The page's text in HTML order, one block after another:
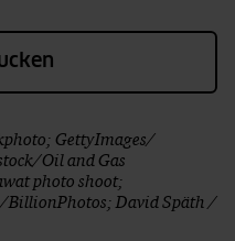
GettyImages/
Oil and Gas
photo shoot;
BillionPhotos; David Späth /